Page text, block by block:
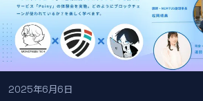
2025年6月6日